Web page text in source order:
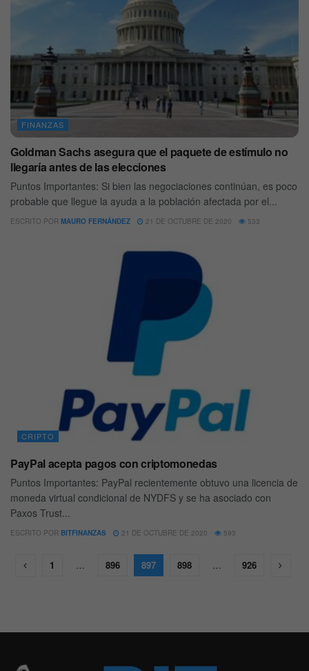
FINANZAS
Goldman Sachs asegura que el paquete de estímulo no
llegaría antes de las elecciones
Puntos Importantes: Si bien las negociaciones continúan, es poco
probable que llegue la ayuda a la población afectada por el...
ESCRITO POR MAURO FERNÁNDEZ 21 DE OCTUBRE DE 2020 533
CRIPTO
PayPal acepta pagos con criptomonedas
Puntos Importantes: PayPal recientemente obtuvo una licencia de
moneda virtual condicional de NYDFS y se ha asociado con
Paxos Trust...
ESCRITO POR BITFINANZAS 21 DE OCTUBRE DE 2020 593
1 … 896 897 898 … 926